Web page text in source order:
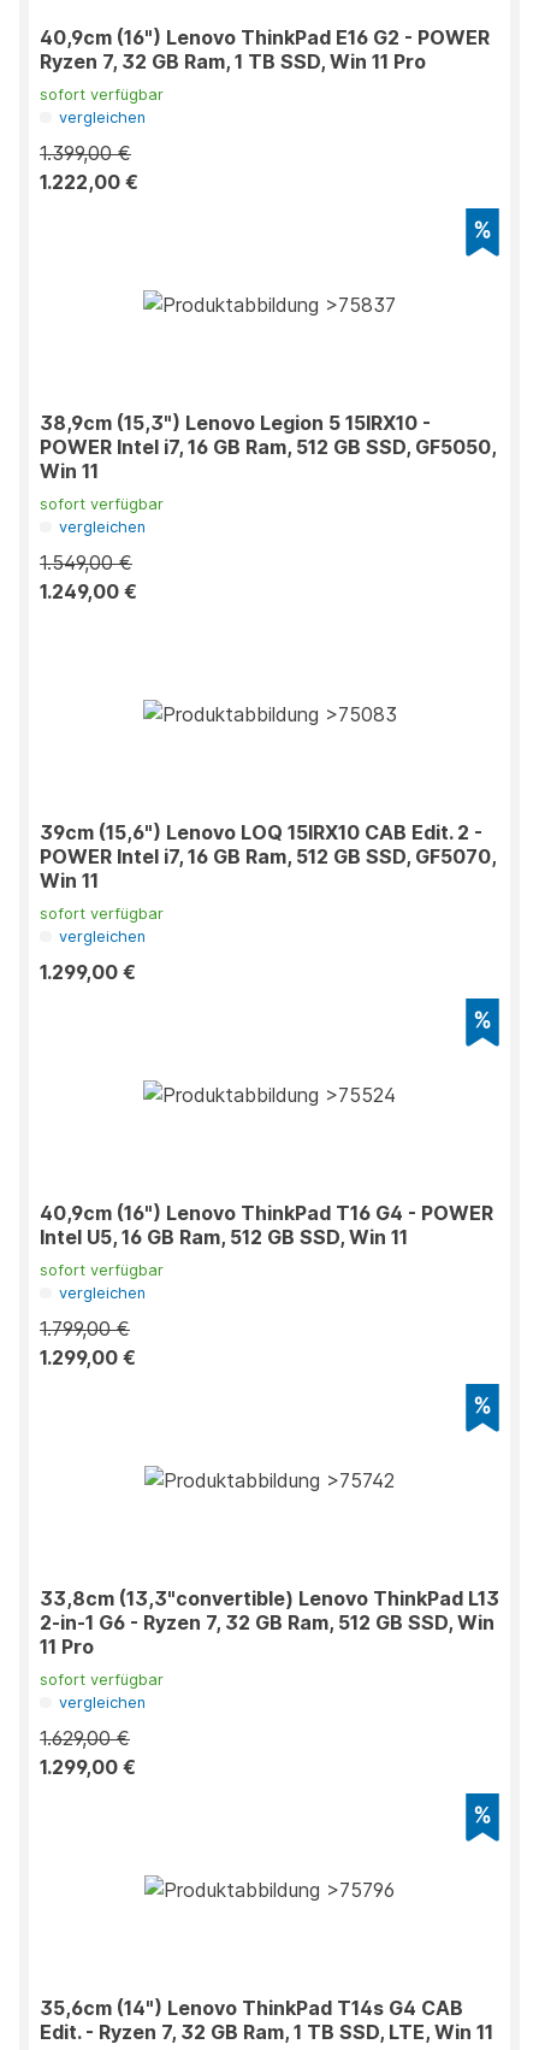
40,9cm (16") Lenovo ThinkPad E16 G2 - POWER
Ryzen 7, 32 GB Ram, 1 TB SSD, Win 11 Pro
sofort verfügbar
vergleichen
1.399,00 €
1.222,00 €
38,9cm (15,3") Lenovo Legion 5 15IRX10 -
POWER Intel i7, 16 GB Ram, 512 GB SSD, GF5050,
Win 11
sofort verfügbar
vergleichen
1.549,00 €
1.249,00 €
39cm (15,6") Lenovo LOQ 15IRX10 CAB Edit. 2 -
POWER Intel i7, 16 GB Ram, 512 GB SSD, GF5070,
Win 11
sofort verfügbar
vergleichen
1.299,00 €
40,9cm (16") Lenovo ThinkPad T16 G4 - POWER
Intel U5, 16 GB Ram, 512 GB SSD, Win 11
sofort verfügbar
vergleichen
1.799,00 €
1.299,00 €
33,8cm (13,3"convertible) Lenovo ThinkPad L13
2-in-1 G6 - Ryzen 7, 32 GB Ram, 512 GB SSD, Win
11 Pro
sofort verfügbar
vergleichen
1.629,00 €
1.299,00 €
35,6cm (14") Lenovo ThinkPad T14s G4 CAB
Edit. - Ryzen 7, 32 GB Ram, 1 TB SSD, LTE, Win 11